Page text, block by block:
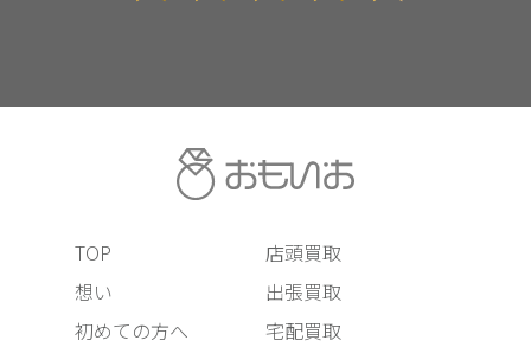
TOP
想い
初めての方へ
店頭買取
出張買取
宅配買取